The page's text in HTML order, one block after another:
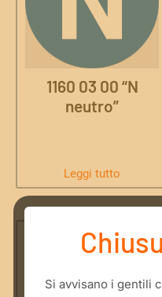
1160 03 00 “N
neutro”
Leggi tutto
​Si avvisano i gentili